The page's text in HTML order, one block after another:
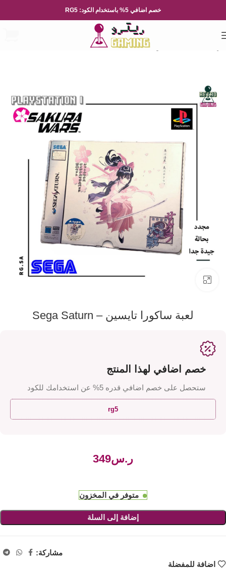
خصم اضافي 5% باستخدام الكود: RG5
Sega
SEGA SATURN
لعبة ساكورا تايسين – Sega Saturn
خصم اضافي لهذا المنتج
ستحصل على خصم اضافي قدره 5% عن استخدامك للكود
rg5
ر.س
متوفر في المخزون
إضافة إلى السلة
مشاركة:
اضافة للمفضلة